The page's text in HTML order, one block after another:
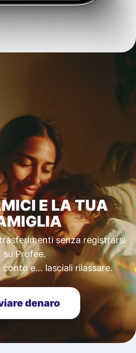
E LA TUA
senza registrarsi
su Profee.
conto e… lasciali rilassare.
denaro